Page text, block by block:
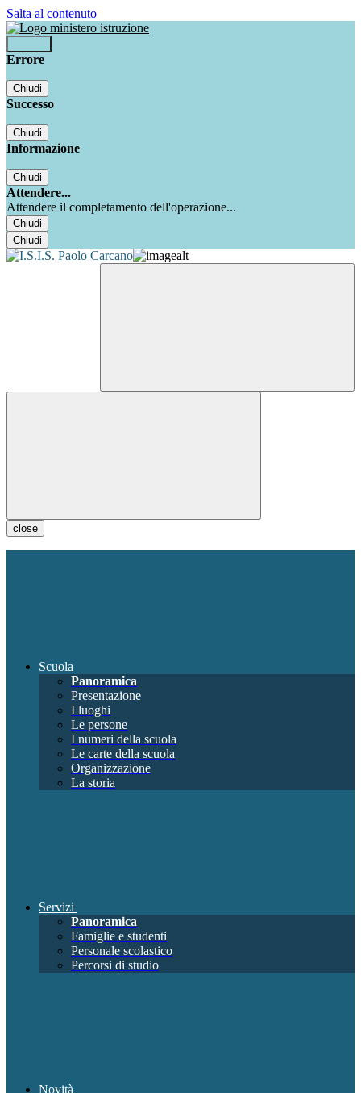
Salta al contenuto
Errore
Chiudi
Successo
Chiudi
Informazione
Chiudi
Attendere...
Attendere il completamento dell'operazione...
Chiudi
Chiudi
close
Scuola
Panoramica
Presentazione
I luoghi
Le persone
I numeri della scuola
Le carte della scuola
Organizzazione
La storia
Servizi
Panoramica
Famiglie e studenti
Personale scolastico
Percorsi di studio
Novità